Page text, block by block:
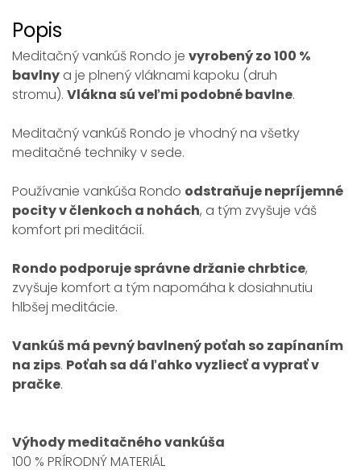
Popis
Meditačný vankúš Rondo je vyrobený zo100 %
bavlny a je plnený vláknami kapoku (druh
stromu). Vlákna sú veľmi podobné bavlne.
Meditačný vankúš Rondo je vhodný na všetky
meditačné techniky v sede.
Používanie vankúša Rondo odstraňuje nepríjemné
pocity v členkoch a nohách, a tým zvyšuje váš
komfort pri meditácií.
Rondo podporuje správne držanie chrbtice,
zvyšuje komfort a tým napomáha k dosiahnutiu
hlbšej meditácie.
Vankúš má pevný bavlnený poťah so zapínaním
na zips. Poťah sa dá ľahko vyzliecť a vyprať v
pračke.
Výhody meditačného vankúša
100 % PRÍRODNÝ MATERIÁL